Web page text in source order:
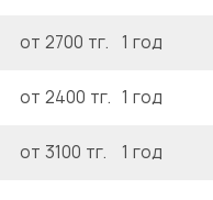
от 2700 тг. 1 год
от 2400 тг. 1 год
от 3100 тг. 1 год